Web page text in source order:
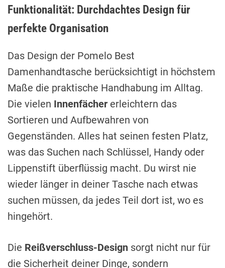
Funktionalität: Durchdachtes Design für
perfekte Organisation
Das Design der Pomelo Best
Damenhandtasche berücksichtigt in höchstem
Maße die praktische Handhabung im Alltag.
Die vielen Innenfächer erleichtern das
Sortieren und Aufbewahren von
Gegenständen. Alles hat seinen festen Platz,
was das Suchen nach Schlüssel, Handy oder
Lippenstift überflüssig macht. Du wirst nie
wieder länger in deiner Tasche nach etwas
suchen müssen, da jedes Teil dort ist, wo es
hingehört.
Die Reißverschluss-Design sorgt nicht nur für
die Sicherheit deiner Dinge, sondern